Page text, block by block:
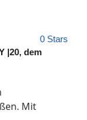
0 Stars
|20, dem
Mit